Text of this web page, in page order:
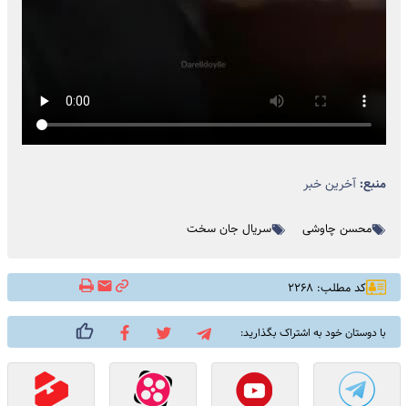
منبع:آخرین خبر
محسن چاوشی سریال جان سخت
کد مطلب: ۲۲۶۸
با دوستان خود به اشتراک بگذارید: